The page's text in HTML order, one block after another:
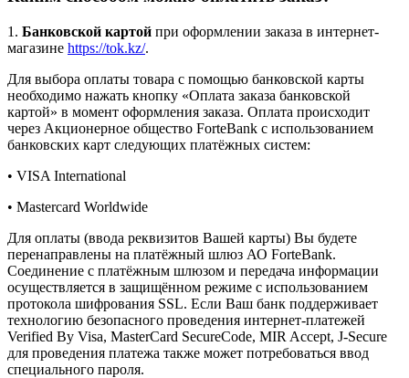
1. Банковской картой при оформлении заказа в интернет-
магазине https://tok.kz/.
Для выбора оплаты товара с помощью банковской карты
необходимо нажать кнопку «Оплата заказа банковской
картой» в момент оформления заказа. Оплата происходит
через Акционерное общество ForteBank с использованием
банковских карт следующих платёжных систем:
• VISA International
• Mastercard Worldwide
Для оплаты (ввода реквизитов Вашей карты) Вы будете
перенаправлены на платёжный шлюз АО ForteBank.
Соединение с платёжным шлюзом и передача информации
осуществляется в защищённом режиме с использованием
протокола шифрования SSL. Если Ваш банк поддерживает
технологию безопасного проведения интернет-платежей
Verified By Visa, MasterCard SecureCode, MIR Accept, J-Secure
для проведения платежа также может потребоваться ввод
специального пароля.